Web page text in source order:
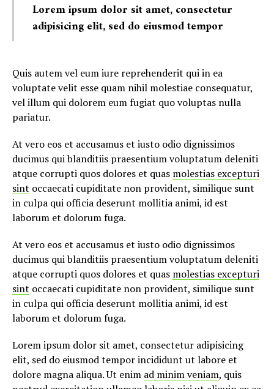
Lorem ipsum dolor sit amet, consectetur
adipisicing elit, sed do eiusmod tempor
Quis autem vel eum iure reprehenderit qui in ea
voluptate velit esse quam nihil molestiae consequatur,
vel illum qui dolorem eum fugiat quo voluptas nulla
pariatur.
At vero eos et accusamus et iusto odio dignissimos
ducimus qui blanditiis praesentium voluptatum deleniti
atque corrupti quos dolores et quas molestias excepturi
sint occaecati cupiditate non provident, similique sunt
in culpa qui officia deserunt mollitia animi, id est
laborum et dolorum fuga.
At vero eos et accusamus et iusto odio dignissimos
ducimus qui blanditiis praesentium voluptatum deleniti
atque corrupti quos dolores et quas molestias excepturi
sint occaecati cupiditate non provident, similique sunt
in culpa qui officia deserunt mollitia animi, id est
laborum et dolorum fuga.
Lorem ipsum dolor sit amet, consectetur adipisicing
elit, sed do eiusmod tempor incididunt ut labore et
dolore magna aliqua. Ut enim ad minim veniam, quis